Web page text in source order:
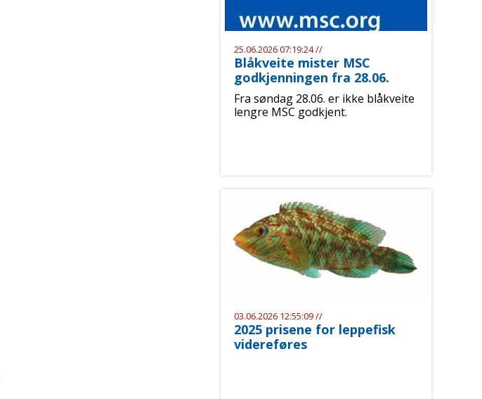
25.06.2026 07:19:24 //
Blåkveite mister MSC
godkjenningen fra 28.06.
Fra søndag 28.06. er ikke blåkveite
lengre MSC godkjent.
03.06.2026 12:55:09 //
2025 prisene for leppefisk
videreføres